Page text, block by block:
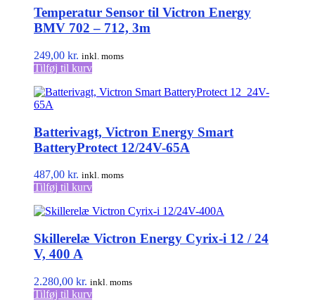
Temperatur Sensor til Victron Energy
BMV 702 – 712, 3m
249,00 kr. inkl. moms
Tilføj til kurv
Batterivagt, Victron Energy Smart
BatteryProtect 12/24V-65A
487,00 kr. inkl. moms
Tilføj til kurv
Skillerelæ Victron Energy Cyrix-i 12 / 24
V, 400 A
2.280,00 kr. inkl. moms
Tilføj til kurv